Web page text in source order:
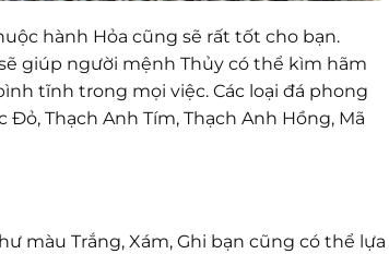
hành Hỏa cũng sẽ rất tốt cho bạn.
giúp người mệnh Thủy có thể kìm hãm
tĩnh trong mọi việc. Các loại đá phong
Thạch Anh Tím, Thạch Anh Hồng, Mã
màu Trắng, Xám, Ghi bạn cũng có thể lựa